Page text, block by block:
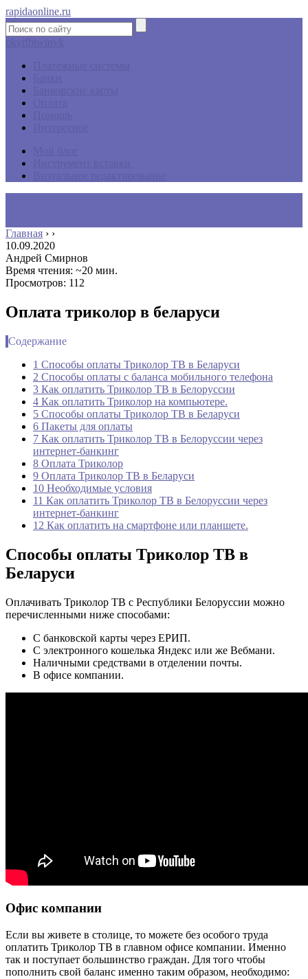
rapidaonline.ru
Главная › ›
10.09.2020
Андрей Смирнов
Время чтения: ~20 мин.
Просмотров: 112
Оплата триколор в беларуси
Содержание
1 Способы оплаты Триколор ТВ в Беларуси
2 Способы оплаты с баланса мобильного телефона
3 Как оплатить Триколор ТВ в Белоруссии
4 Как оплатить Триколор на компьютере.
5 Способы оплаты Триколор ТВ в Беларуси
6 Пакеты для оплаты
7 Как оплатить Триколор ТВ в Белоруссии через
интернет-банкинг
8 Оплата Триколор
9 Оплата Триколор ТВ в Беларуси
10 Необходимые условия
11 Как оплатить Триколор ТВ в Белоруссии через
интернет-банкинг
12 Как оплатить на смартфоне или планшете.
Способы оплаты Триколор ТВ в
Беларуси
Оплачивать Триколор ТВ с Республики Белоруссии можно
перечисленными ниже способами:
С банковской карты через ЕРИП.
С электронного кошелька Яндекс или же Вебмани.
Наличными средствами в отделении почты.
В офисе компании.
Офис компании
Если вы живете в столице, то можете без особого труда
оплатить Триколор ТВ в главном офисе компании. Именно
так и поступает большинство граждан. Для того чтобы
пополнить свой баланс именно таким образом, необходимо: